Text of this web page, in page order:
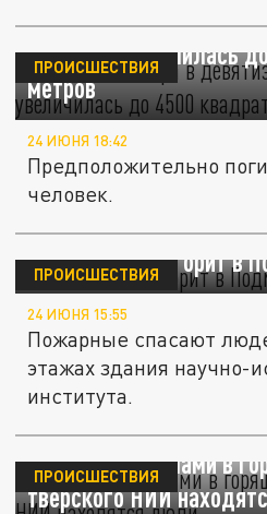
Площадь пожара в
Фрязине увеличилась
метров
ПРОИСШЕСТВИЯ
24 ИЮНЯ 18:42
Предположительно
человек.
НИИ «Платан» горит в
ПРОИСШЕСТВИЯ
24 ИЮНЯ 15:55
Пожарные спасают
этажах здания научно-
института.
СМИ: под завалами в
тверского НИИ
ПРОИСШЕСТВИЯ